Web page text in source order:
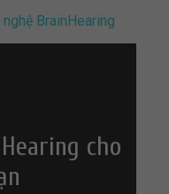
BrainHearing
cho